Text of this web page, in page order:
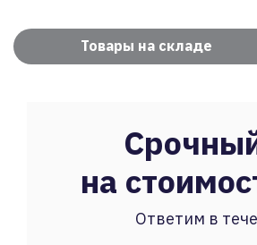
Товары на складе
на
Ответим в